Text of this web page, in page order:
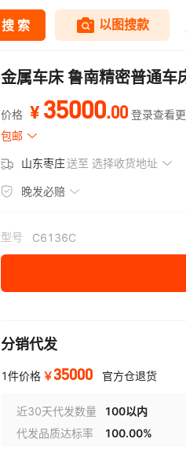
金属车床 鲁南精密普通
价格 ¥ 35000.00 登录查看
包邮
山东枣庄送至 选择收货地址
晚发必赔
型号 C6136C
分销代发
1件价格 ￥35000 官方仓退货
近30天代发数量 100以内
代发品质达标率
100.00%